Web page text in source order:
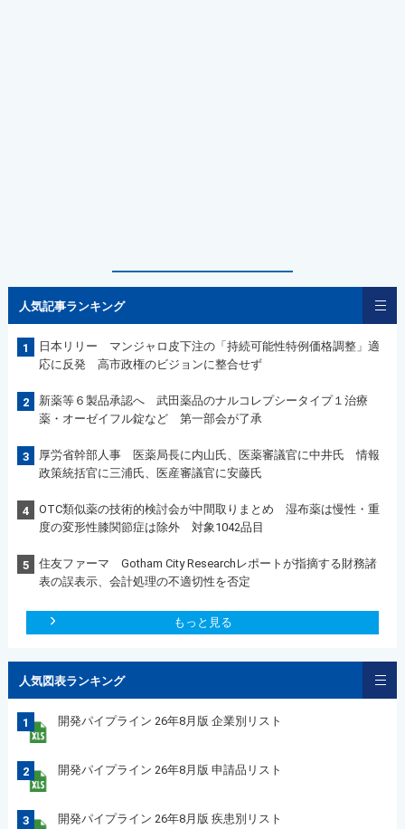
人気記事ランキング
1
日本リリー マンジャロ皮下注の「持続可能性特例価格調整」適
応に反発 高市政権のビジョンに整合せず
2
新薬等６製品承認へ 武田薬品のナルコレプシータイプ１治療
薬・オーゼイフル錠など 第一部会が了承
3
厚労省幹部人事 医薬局長に内山氏、医薬審議官に中井氏 情報
政策統括官に三浦氏、医産審議官に安藤氏
4
OTC類似薬の技術的検討会が中間取りまとめ 湿布薬は慢性・重
度の変形性膝関節症は除外 対象1042品目
5
住友ファーマ Gotham City Researchレポートが指摘する財務諸
表の誤表示、会計処理の不適切性を否定
もっと見る
人気図表ランキング
1 開発パイプライン 26年8月版 企業別リスト
2 開発パイプライン 26年8月版 申請品リスト
3 開発パイプライン 26年8月版 疾患別リスト